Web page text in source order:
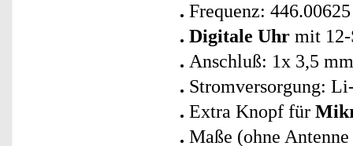
Frequenz:
Digitale Uhr mit
Anschluß: 1x 3,5
Stromversorgung:
Extra Knopf für
Maße (ohne